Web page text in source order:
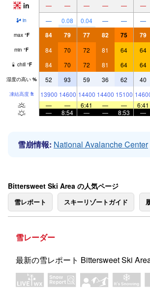
in — — — — — —
in — 0.08 0.04 — — —
max °F 84 79 77 82 75 79
min °F 84 70 72 81 64 64
chill °F 84 70 72 81 64 64
湿度の高い % 52 93 59 36 62 40
凍結高度 ft 13900 14600 14400 14400 15100
—
— 6:41 — — 6:41
—
8:54 — — 8:53 —
雪崩情報: National Avalanche Center
Bittersweet Ski Area の人気ページ
雪レポート スキーリゾートガイド
雪レーダー
最新の雪レポート Bittersweet Ski